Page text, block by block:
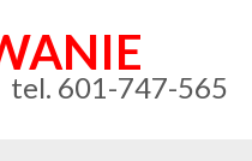
tel. 601-747-565